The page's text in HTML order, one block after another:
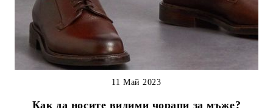
Как да носите видими чорапи за мъже?
11 Май 2023